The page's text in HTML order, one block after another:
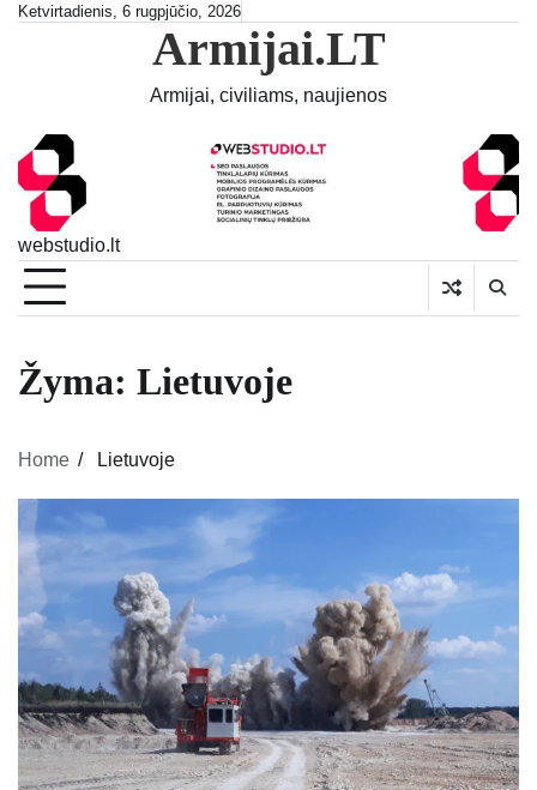
SkipKetvirtadienis, 6 rugpjūčio, 2026
Armijai.LT
Armijai, civiliams, naujienos
webstudio.lt
Žyma: Lietuvoje
Home Lietuvoje